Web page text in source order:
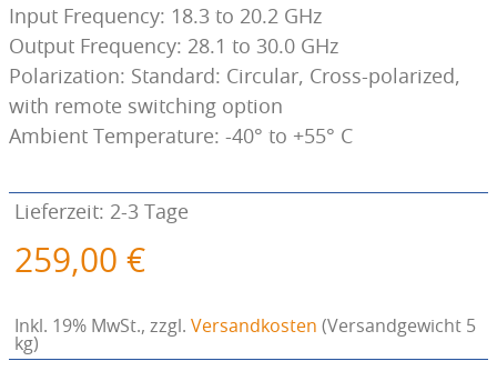
Input Frequency: 18.3 to 20.2 GHz
Output Frequency: 28.1 to 30.0 GHz
Polarization: Standard: Circular, Cross-polarized,
with remote switching option
Ambient Temperature: -40° to +55° C
Lieferzeit: 2-3 Tage
259,00 €
Inkl. 19% MwSt., zzgl. Versandkosten (Versandgewicht 5
kg)